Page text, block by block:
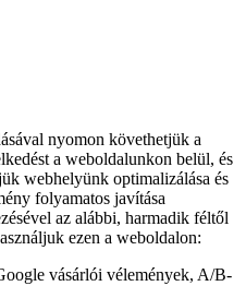
nyomon követhetjük a
a weboldalunkon belül, és
webhelyünk optimalizálása és
folyamatos javítása
az alábbi, harmadik féltől
ezen a weboldalon:
vásárlói vélemények, A/B-